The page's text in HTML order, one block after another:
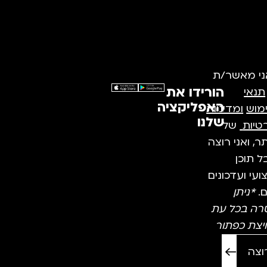
מאשר/ת
תנאי
ומדיניות
של
ואני רוצה
תוכן
ועדכונים
*ניתן
בכל עת
כפתור
הורידו את
האפליקציה
שלנו